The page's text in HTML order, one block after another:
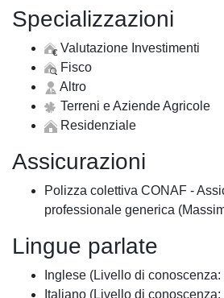
Specializzazioni
Valutazione Investimenti
Fisco
Altro
Terreni e Aziende Agricole
Residenziale
Assicurazioni
Polizza colettiva CONAF -
professionale generica
Lingue parlate
Inglese (Livello di
Italiano (Livello di